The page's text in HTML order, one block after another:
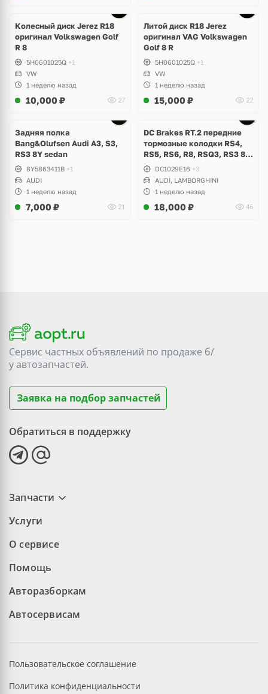
Колесный диск Jerez R18
оригинал Volkswagen Golf
R 8
5H0601025Q +1
VW
1 неделю назад
10,000 ₽ 27
Литой диск R18 Jerez
оригинал VAG Volkswagen
Golf 8 R
5H0601025Q +1
VW
1 неделю назад
15,000 ₽ 22
Задняя полка
Bang&Olufsen Audi A3, S3,
RS3 8Y sedan
8Y5863411B +1
AUDI
1 неделю назад
7,000 ₽ 21
DC Brakes RT.2 передние
тормозные колодки RS4,
RS5, RS6, R8, RSQ3, RS3 8V
(комплект 8 шт)
DC1029E16 +3
AUDI, LAMBORGHINI
1 неделю назад
18,000 ₽ 46
Сервис частных объявлений по продаже б/
уавтозапчастей.
Заявка на подбор запчастей
Обратиться в поддержку
Запчасти
Услуги
О сервисе
Помощь
Авторазборкам
Автосервисам
Пользовательское соглашение
Политика конфиденциальности